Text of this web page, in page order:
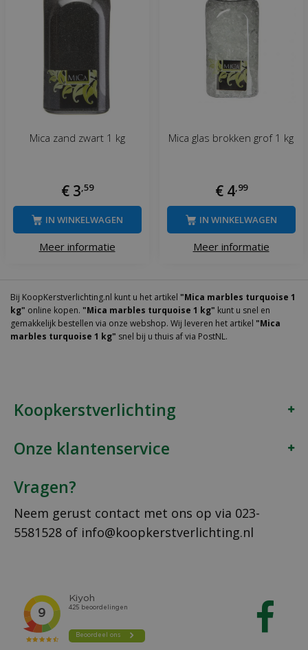
Mica zand zwart 1 kg
€ 3,59
Meer informatie
IN WINKELWAGEN
Mica glas brokken grof 1 kg
€ 4,99
Meer informatie
IN WINKELWAGEN
Bij KoopKerstverlichting.nl kunt u het artikel "Mica marbles turquoise 1
kg" online kopen. "Mica marbles turquoise 1 kg" kunt u snel en
gemakkelijk bestellen via onze webshop. Wij leveren het artikel "Mica
marbles turquoise 1 kg" snel bij u thuis af via PostNL.
Koopkerstverlichting
Onze klantenservice
Vragen?
Neem gerust contact met ons op via 023-
5581528 of info@koopkerstverlichting.nl